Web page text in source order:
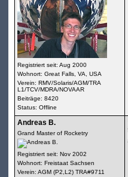
Registriert seit: Aug 2000
Wohnort: Great Falls, VA, USA
Verein: RMV/Solaris/AGM/TRA
L1/TCV/MDRA/NOVAAR
Beiträge: 8420
Status: Offline
Andreas B.
Grand Master of Rocketry
Registriert seit: Nov 2002
Wohnort: Freistaat Sachsen
Verein: AGM (P2,L2) TRA#9711